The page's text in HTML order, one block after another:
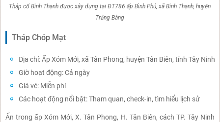
Tháp cổ Bình Thạnh được xây dựng tại ĐT786 ấp Bình Phú, xã Bình Thạnh, huyện
Trảng Bàng
Tháp Chóp Mạt
Địa chỉ: Ấp Xóm Mới, xã Tân Phong, huyện Tân Biên, tỉnh Tây Ninh
Giờ hoạt động: Cả ngày
Giá vé: Miễn phí
Các hoạt động nổi bật: Tham quan, check-in, tìm hiểu lịch sử
Ẩn trong ấp Xóm Mới, X. Tân Phong, H. Tân Biên, cách TP. Tây Ninh